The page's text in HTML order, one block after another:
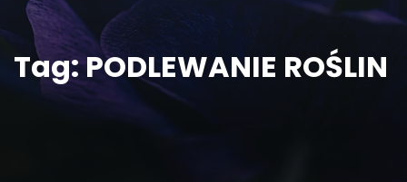
Tag:PODLEWANIE ROŚLIN